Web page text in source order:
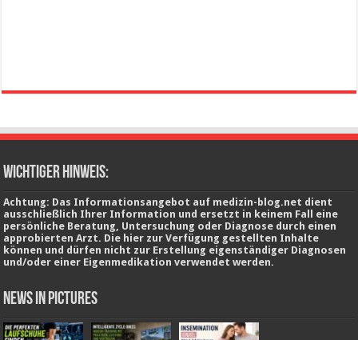
wichtiger Hinweis:
Achtung: Das Informationsangebot auf medizin-blog.net dient
ausschließlich Ihrer Information und ersetzt in keinem Fall eine
persönliche Beratung, Untersuchung oder Diagnose durch einen
approbierten Arzt. Die hier zur Verfügung gestellten Inhalte
können und dürfen nicht zur Erstellung eigenständiger Diagnosen
und/oder einer Eigenmedikation verwendet werden.
News in Pictures